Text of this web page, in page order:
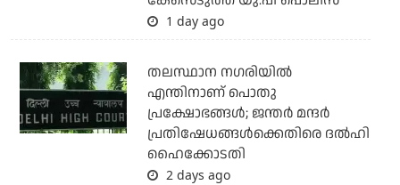
1 day ago
തലസ്ഥാന നഗരിയില്‍
എന്തിനാണ് പൊതു
പ്രക്ഷോഭങ്ങള്‍; ജന്തര്‍ മന്ദര്‍
പ്രതിഷേധങ്ങള്‍ക്കെതിരെ ദല്‍ഹി
ഹൈക്കോടതി
2 days ago